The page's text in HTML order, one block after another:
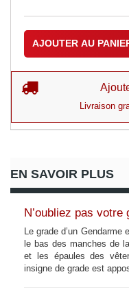
AJOUTER AU
Livraison
EN SAVOIR PLUS
N’oubliez pas
Le grade d’un
le bas des manches de
et les épaules des
insigne de grade est